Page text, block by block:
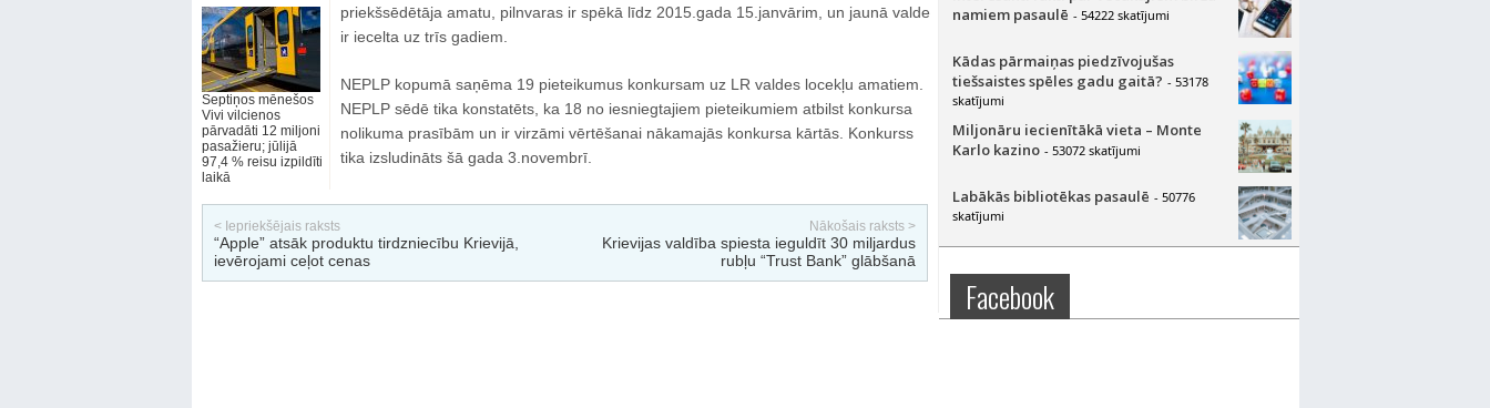
Septiņos mēnešos
Vivi vilcienos
pārvadāti 12 miljoni
pasažieru; jūlijā
97,4 % reisu izpildīti
laikā
priekšsēdētāja amatu, pilnvaras ir spēkā līdz 2015.gada 15.janvārim, un jaunā valde
ir iecelta uz trīs gadiem.
NEPLP kopumā saņēma 19 pieteikumus konkursam uz LR valdes locekļu amatiem.
NEPLP sēdē tika konstatēts, ka 18 no iesniegtajiem pieteikumiem atbilst konkursa
nolikuma prasībām un ir virzāmi vērtēšanai nākamajās konkursa kārtās. Konkurss
tika izsludināts šā gada 3.novembrī.
< Iepriekšējais raksts
“Apple” atsāk produktu tirdzniecību Krievijā,
ievērojami ceļot cenas
Nākošais raksts >
Krievijas valdība spiesta ieguldīt 30 miljardus
rubļu “Trust Bank” glābšanā
namiem pasaulē - 54222 skatījumi
Kādas pārmaiņas piedzīvojušas
tiešsaistes spēles gadu gaitā? - 53178
skatījumi
Miljonāru iecienītākā vieta – Monte
Karlo kazino - 53072 skatījumi
Labākās bibliotēkas pasaulē - 50776
skatījumi
Facebook